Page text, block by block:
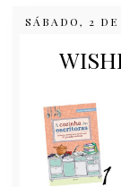
SÁBADO, 2